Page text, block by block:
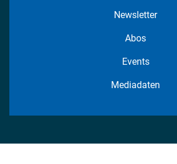
Newsletter
Abos
Events
Mediadaten